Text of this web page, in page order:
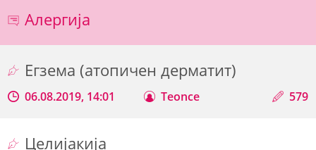
Алергија
Егзема (атопичен дерматит)
06.08.2019, 14:01 Teonce 579
Целијакија